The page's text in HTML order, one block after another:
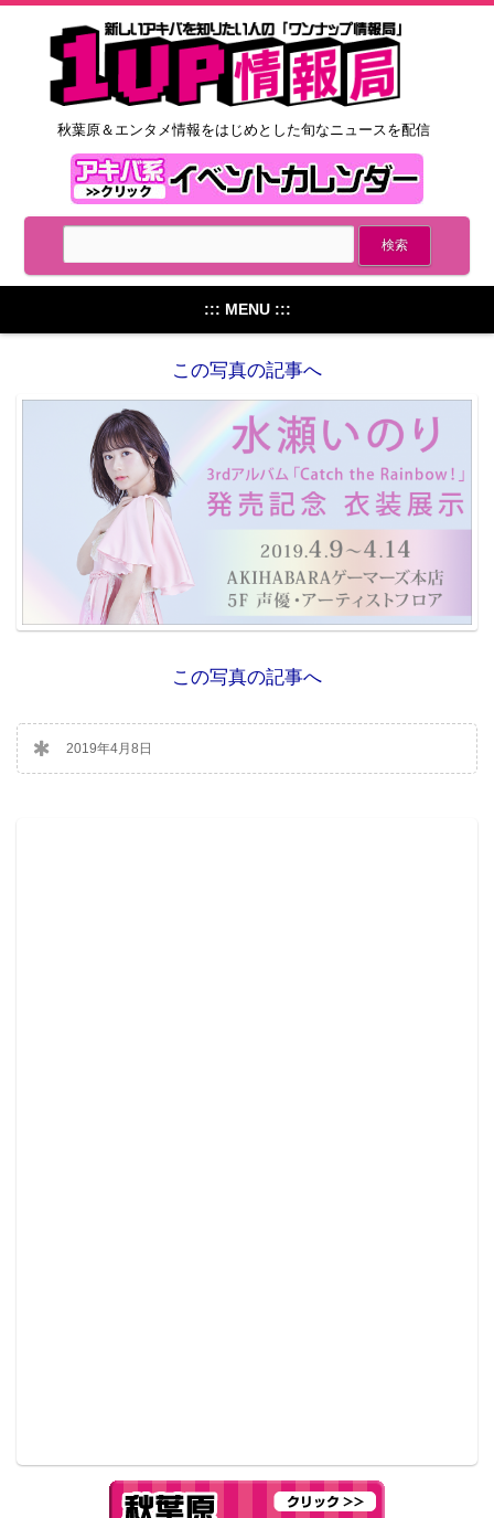
秋葉原＆エンタメ情報をはじめとした旬なニュースを配信
::: MENU :::
この写真の記事へ
この写真の記事へ
2019年4月8日